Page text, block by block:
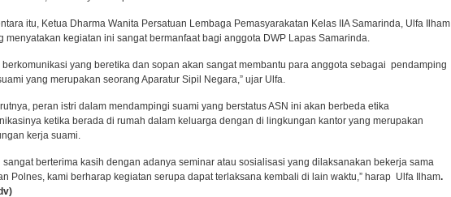
itu, Ketua Dharma Wanita Persatuan Lembaga Pemasyarakatan Kelas IIA Samarinda, Ulfa Ilham
menyatakan kegiatan ini sangat bermanfaat bagi anggota DWP Lapas Samarinda.
berkomunikasi yang beretika dan sopan akan sangat membantu para anggota sebagai pendamping
yang merupakan seorang Aparatur Sipil Negara,” ujar Ulfa.
peran istri dalam mendampingi suami yang berstatus ASN ini akan berbeda etika
ketika berada di rumah dalam keluarga dengan di lingkungan kantor yang merupakan
kerja suami.
sangat berterima kasih dengan adanya seminar atau sosialisasi yang dilaksanakan bekerja sama
Polnes, kami berharap kegiatan serupa dapat terlaksana kembali di lain waktu,” harap Ulfa Ilham.